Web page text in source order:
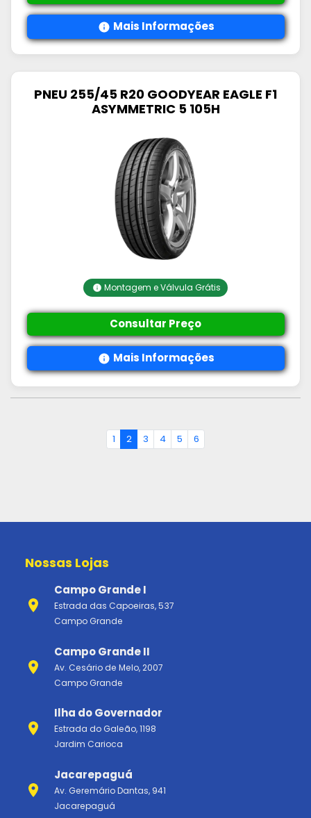
Mais Informações
PNEU 255/45 R20 GOODYEAR EAGLE F1
ASYMMETRIC 5 105H
Montagem e Válvula Grátis
Consultar Preço
Mais Informações
1 2 3 4 5 6
Nossas Lojas
Campo Grande I
Estrada das Capoeiras, 537
Campo Grande
Campo Grande II
Av. Cesário de Melo, 2007
Campo Grande
Ilha do Governador
Estrada do Galeão, 1198
Jardim Carioca
Jacarepaguá
Av. Geremário Dantas, 941
Jacarepaguá